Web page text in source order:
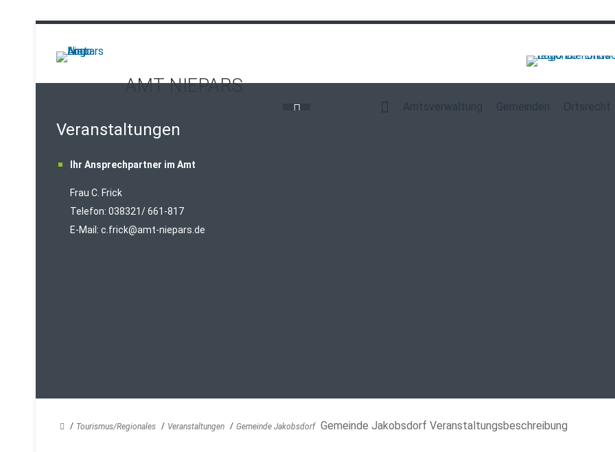
AMT NIEPARS
Veranstaltungen
Ihr Ansprechpartner im Amt
Frau C. Frick
Telefon: 038321/ 661-817
E-Mail: c.frick@amt-niepars.de
Tourismus/Regionales Veranstaltungen Gemeinde Jakobsdorf Gemeinde Jakobsdorf Veranstaltungsbeschreibung